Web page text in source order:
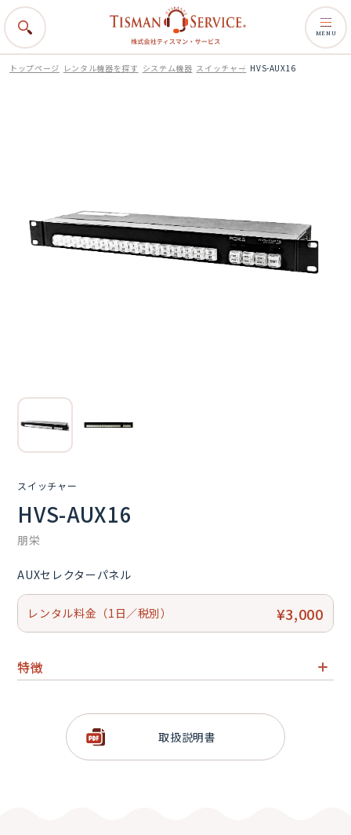
MENU
トップページ レンタル機器を探す システム機器 スイッチャー HVS-AUX16
スイッチャー
HVS-AUX16
朋栄
AUXセレクターパネル
レンタル料金（1日／税別） ¥3,000
特徴
を遠隔制御
AUXバス、M／Eバス (PGM／PST) 出力を外部からコント
ロール可能
取扱説明書